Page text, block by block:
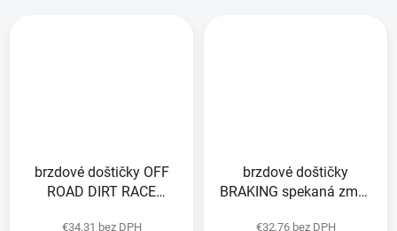
brzdové doštičky OFF
ROAD DIRT RACE
€34,31 bez DPH
brzdové doštičky
BRAKING spekaná zmes
€32,76 bez DPH